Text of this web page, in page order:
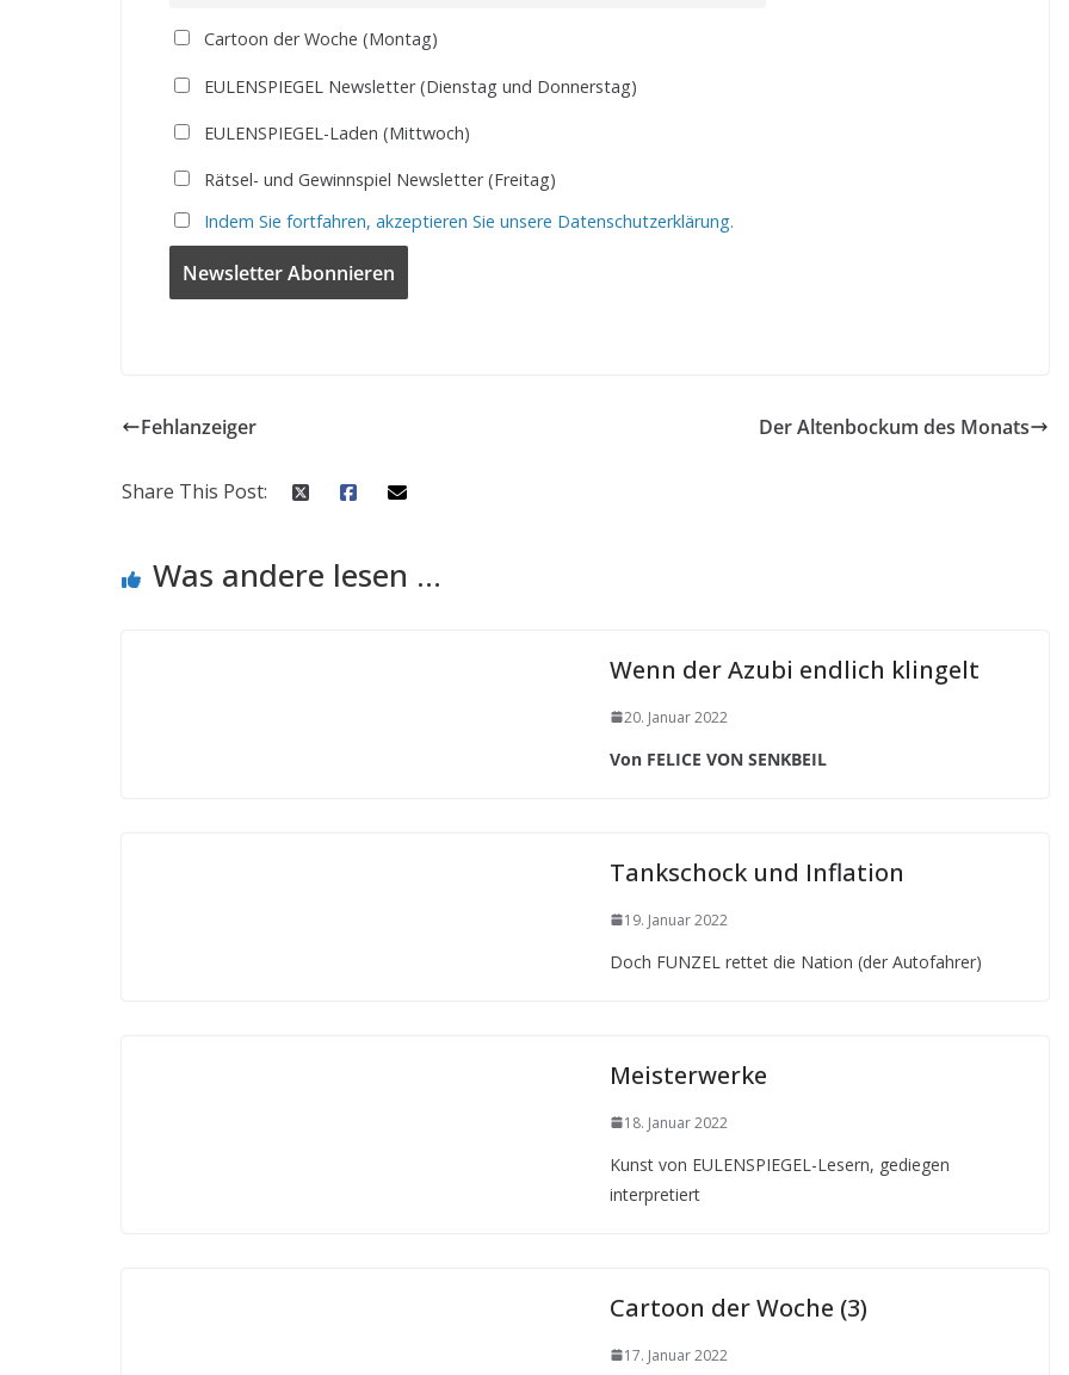
Cartoon der Woche (Montag)
EULENSPIEGEL Newsletter (Dienstag und Donnerstag)
EULENSPIEGEL-Laden (Mittwoch)
Rätsel- und Gewinnspiel Newsletter (Freitag)
Indem Sie fortfahren, akzeptieren Sie unsere Datenschutzerklärung.
Fehlanzeiger Der Altenbockum des Monats
Share This Post:
Was andere lesen ...
Wenn der Azubi endlich klingelt
20. Januar 2022
Von FELICE VON SENKBEIL
Tankschock und Inflation
19. Januar 2022
Doch FUNZEL rettet die Nation (der Autofahrer)
Meisterwerke
18. Januar 2022
Kunst von EULENSPIEGEL-Lesern, gediegen
interpretiert
Cartoon der Woche (3)
17. Januar 2022